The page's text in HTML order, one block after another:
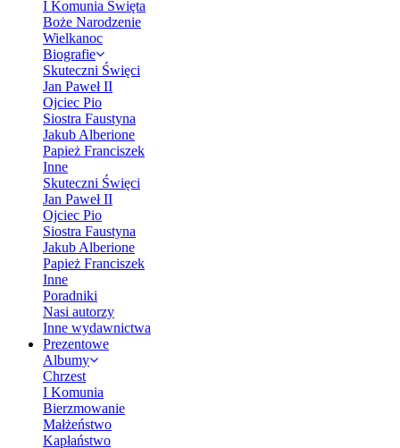
I Komunia Święta
Boże Narodzenie
Wielkanoc
Biografie
Skuteczni Święci
Jan Paweł II
Ojciec Pio
Siostra Faustyna
Jakub Alberione
Papież Franciszek
Inne
Skuteczni Święci
Jan Paweł II
Ojciec Pio
Siostra Faustyna
Jakub Alberione
Papież Franciszek
Inne
Poradniki
Nasi autorzy
Inne wydawnictwa
Prezentowe
Albumy
Chrzest
I Komunia
Bierzmowanie
Małżeństwo
Kapłaństwo